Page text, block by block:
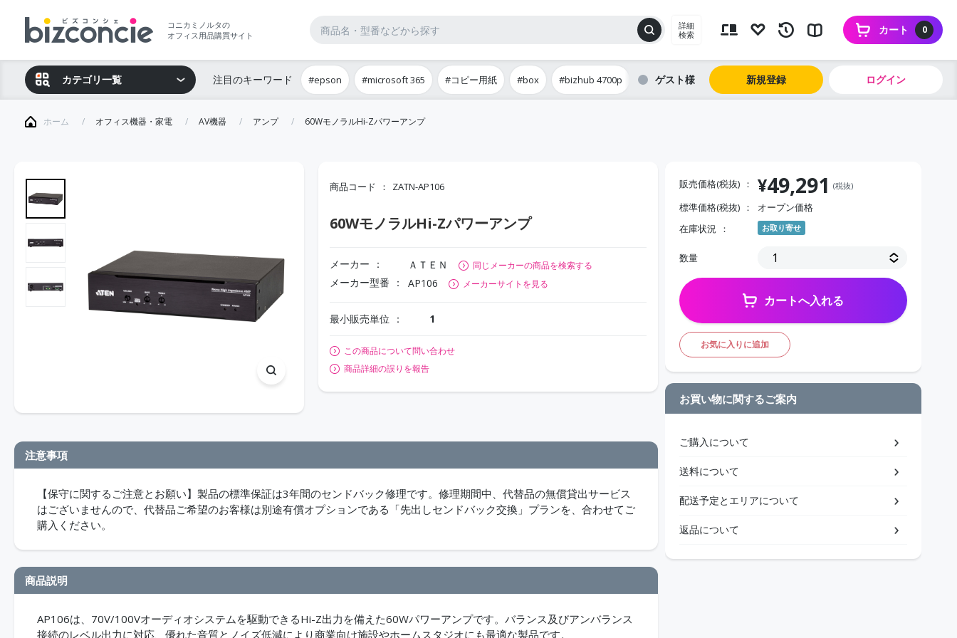
コニカミノルタの
オフィス用品購買サイト
詳細
検索
0
カート
カテゴリ一覧 注目のキーワード #epson #microsoft 365 #コピー用紙 #box #bizhub 4700p ゲスト 新規登録 ログイン
ホーム オフィス機器・家電 AV機器 アンプ 60WモノラルHi-Zパワーアンプ
商品コード ZATN-AP106
60WモノラルHi-Zパワーアンプ
メーカー ＡＴＥＮ 同じメーカーの商品を検索する
メーカー型番 AP106 メーカーサイトを見る
最小販売単位 1
この商品について問い合わせ
商品詳細の誤りを報告
注意事項
【保守に関するご注意とお願い】製品の標準保証は3年間のセンドバック修理です。修理期間中、代替品の無償貸出サービス
はございませんので、代替品ご希望のお客様は別途有償オプションである「先出しセンドバック交換」プランを、合わせてご
購入ください。
商品説明
AP106は、70V/100Vオーディオシステムを駆動できるHi-Z出力を備えた60Wパワーアンプです。バランス及びアンバランス
接続のレベル出力に対応、優れた音質とノイズ低減により商業向け施設やホームスタジオにも最適な製品です。
販売価格(税抜) ¥49,291 (税抜)
標準価格(税抜)
オープン価格
在庫状況
お取り寄せ
数量
カートへ入れる
お気に入りに追加
お買い物に関するご案内
ご購入について
送料について
配送予定とエリアについて
返品について